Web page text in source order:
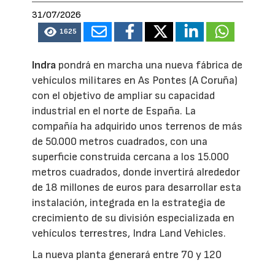
31/07/2026
1625
Indra pondrá en marcha una nueva fábrica de
vehículos militares en As Pontes (A Coruña)
con el objetivo de ampliar su capacidad
industrial en el norte de España. La
compañía ha adquirido unos terrenos de más
de 50.000 metros cuadrados, con una
superficie construida cercana a los 15.000
metros cuadrados, donde invertirá alrededor
de 18 millones de euros para desarrollar esta
instalación, integrada en la estrategia de
crecimiento de su división especializada en
vehículos terrestres, Indra Land Vehicles.
La nueva planta generará entre 70 y 120